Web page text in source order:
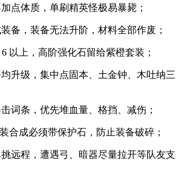
点体质，单刷精英怪极易暴毙；
备，装备无法升阶，材料全部作废；
以上，高阶强化石留给紫橙套装；
升级，集中点固本、土金钟、木吐纳三
词条，优先堆血量、格挡、减伤；
合成必须带保护石，防止装备破碎；
远程，遭遇弓、暗器尽量拉开等队友支